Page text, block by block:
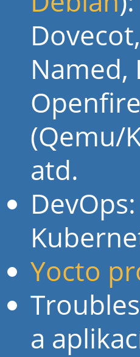
Dovecot,
Named,
(Qemu/
atd.
DevOps:
Yocto
a